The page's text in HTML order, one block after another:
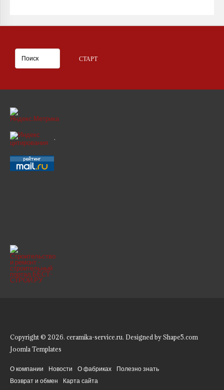
.
Copyright © 2026. ceramika-service.ru. Designed by Shape5.com
Joomla Templates
О компании Новости О фабриках
Полезно знать
Возврат и обмен
Карта сайта